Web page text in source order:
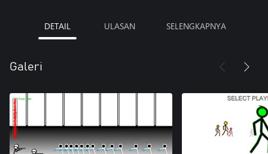
DETAIL ULASAN SELENGKAPNYA
Galeri